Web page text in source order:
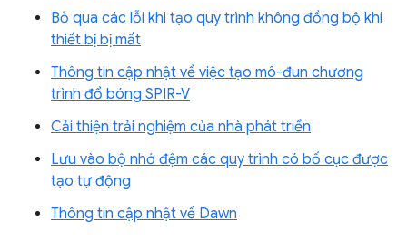
Bỏ qua các lỗi khi tạo quy trình không đồng bộ khi
thiết bị bị mất
Thông tin cập nhật về việc tạo mô-đun chương
trình đổ bóng SPIR-V
Cải thiện trải nghiệm của nhà phát triển
Lưu vào bộ nhớ đệm các quy trình có bố cục được
tạo tự động
Thông tin cập nhật về Dawn